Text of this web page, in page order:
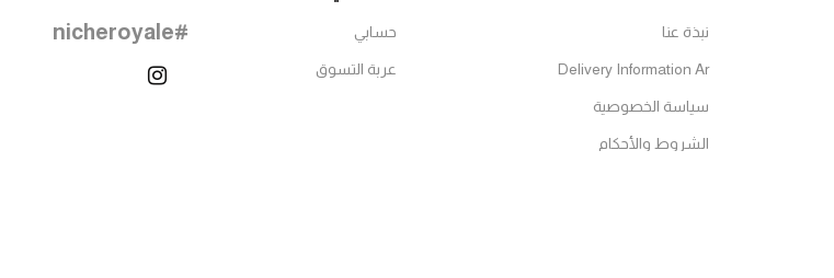
نبذة عنا
Delivery Information Ar
سياسة الخصوصية
الشروط والأحكام
حسابي
عربة التسوق
#nicheroyale